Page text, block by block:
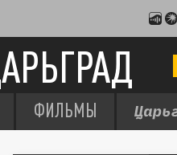
ФИЛЬМЫ